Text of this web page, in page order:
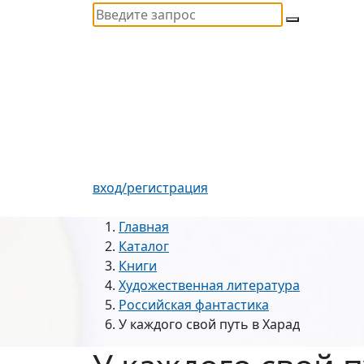
вход/регистрация
Главная
Каталог
Книги
Художественная литература
Российская фантастика
У каждого свой путь в Харад